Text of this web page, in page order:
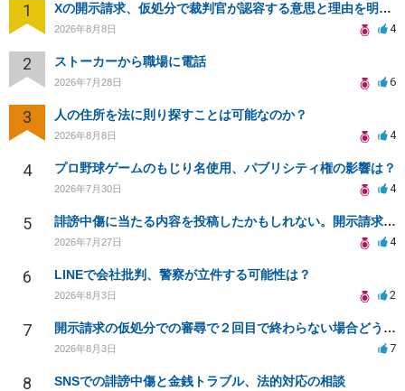
1 Xの開示請求、仮処分で裁判官が認容する意思と理由を明確化しても、相手側は争って引き延ばしますか
2026年8月8日 4
2 ストーカーから職場に電話
2026年7月28日 6
3 人の住所を法に則り探すことは可能なのか？
2026年8月8日 4
4 プロ野球ゲームのもじり名使用、パブリシティ権の影響は？
2026年7月30日 4
5 誹謗中傷に当たる内容を投稿したかもしれない。開示請求や民事刑事裁判に発展しうるのか教えて欲しい。
2026年7月27日 4
6 LINEで会社批判、警察が立件する可能性は？
2026年8月3日 2
7 開示請求の仮処分での審尋で２回目で終わらない場合どうしたらいいですか
2026年8月3日 7
8 SNSでの誹謗中傷と金銭トラブル、法的対応の相談